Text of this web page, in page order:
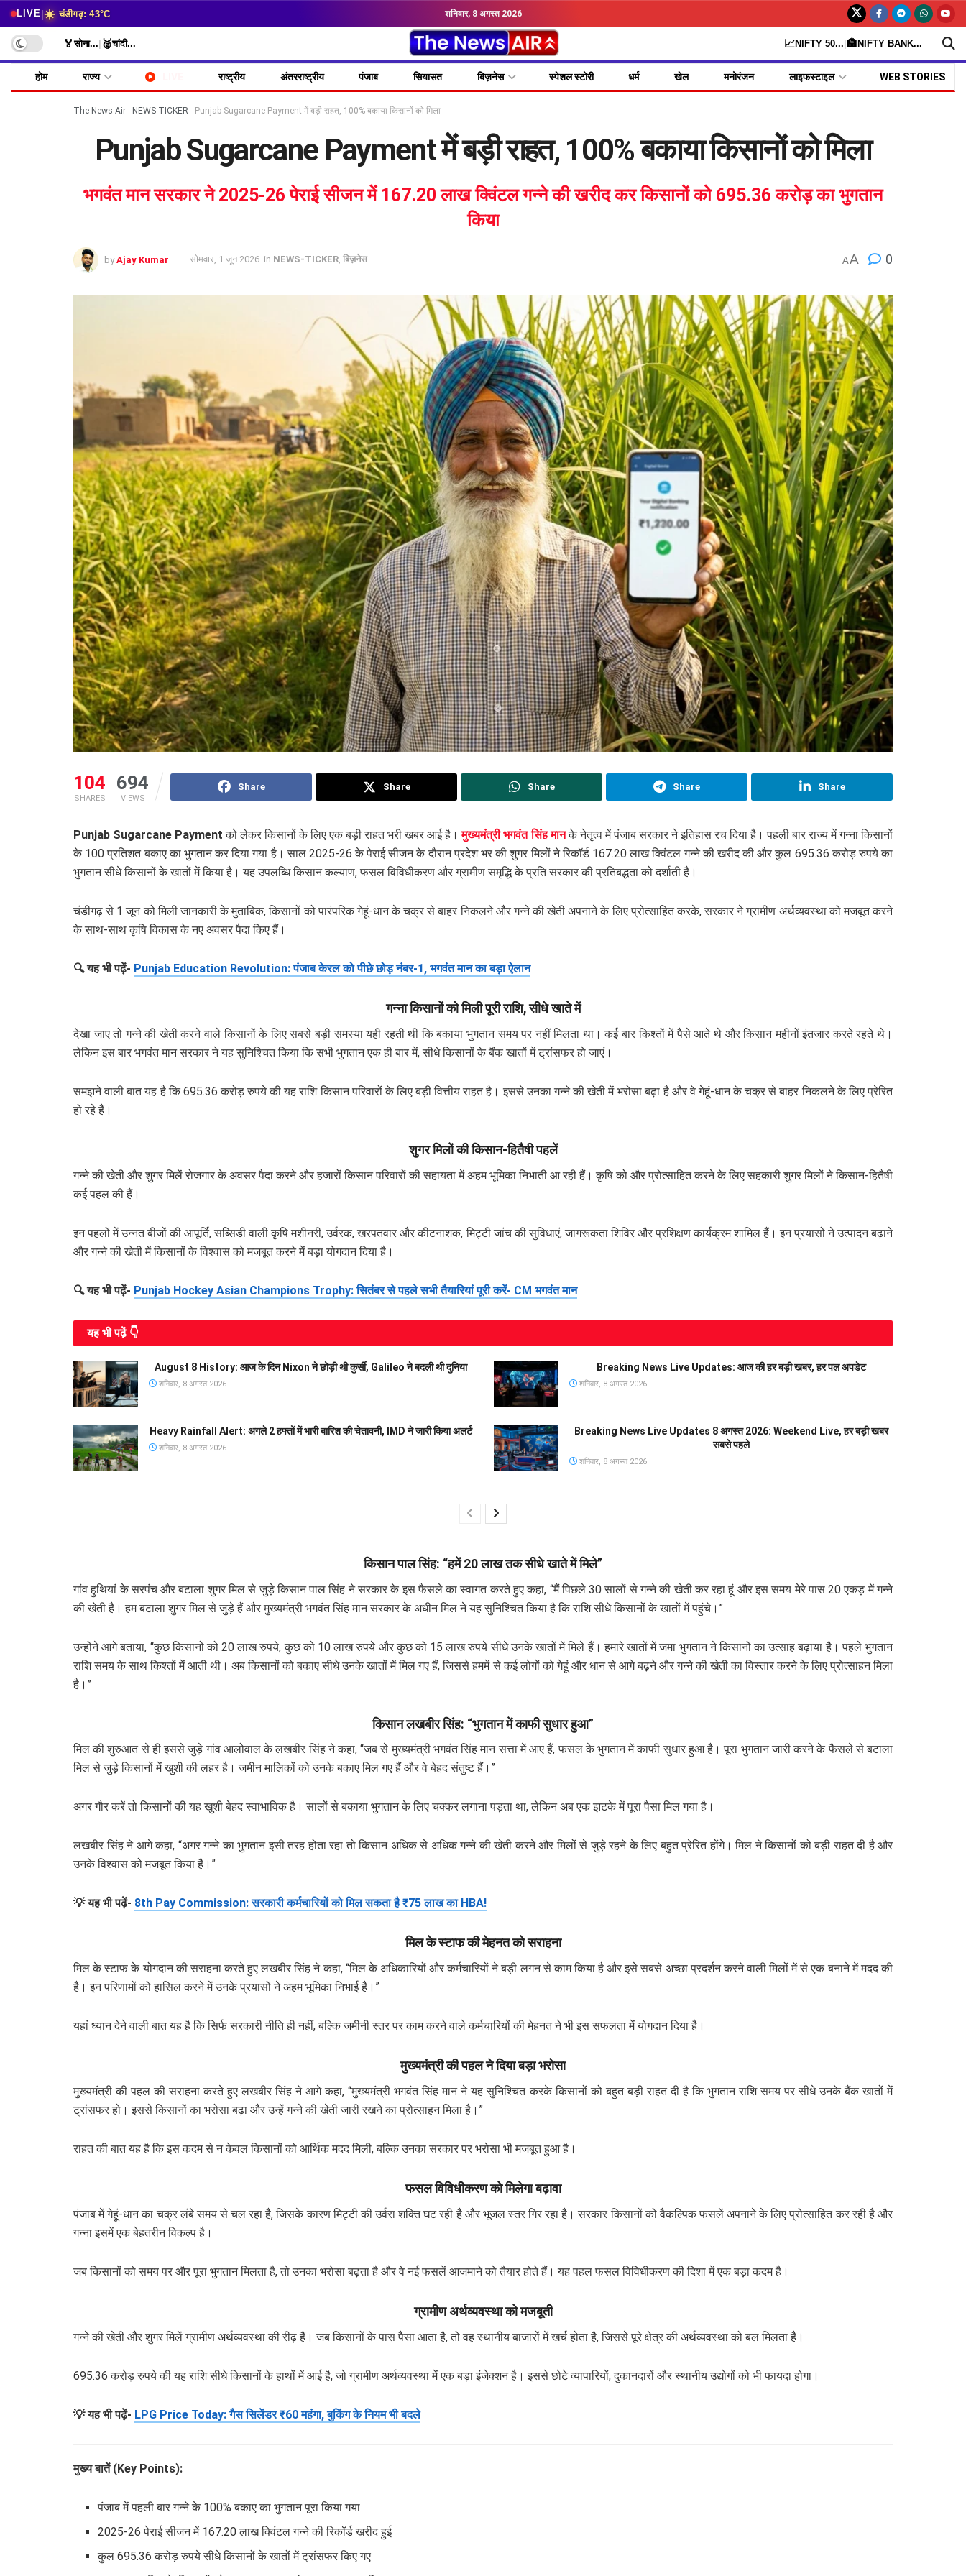
LIVE|☀️ चंडीगढ़: 43°C शनिवार, 8 अगस्त 2026
🏅सोना... 🥈चांदी... 📈NIFTY 50... 🏦NIFTY BANK...
होम राज्य राष्ट्रीय अंतरराष्ट्रीय पंजाब सियासत बिज़नेस स्पेशल स्टोरी धर्म खेल मनोरंजन लाइफस्टाइल WEB STORIES
The News Air - NEWS-TICKER - Punjab Sugarcane Payment में बड़ी राहत, 100% बकाया किसानों को मिला
Punjab Sugarcane Payment में बड़ी राहत, 100% बकाया किसानों को मिला
भगवंत मान सरकार ने 2025-26 पेराई सीजन में 167.20 लाख क्विंटल गन्ने की खरीद कर किसानों को 695.36 करोड़ का भुगतान
किया
by Ajay Kumar सोमवार, 1 जून 2026 in NEWS-TICKER, बिज़नेस AA 0
104
SHARES
694
VIEWS
Share Share Share Share Share
Punjab Sugarcane Payment को लेकर किसानों के लिए एक बड़ी राहत भरी खबर आई है।मुख्यमंत्री भगवंत सिंह मानके नेतृत्व में पंजाब सरकार ने इतिहास रच दिया है। पहली बार राज्य में गन्ना किसानों
के 100 प्रतिशत बकाए का भुगतान कर दिया गया है। साल 2025-26 के पेराई सीजन के दौरान प्रदेश भर की शुगर मिलों ने रिकॉर्ड 167.20 लाख क्विंटल गन्ने की खरीद की और कुल 695.36 करोड़ रुपये का
भुगतान सीधे किसानों के खातों में किया है। यह उपलब्धि किसान कल्याण, फसल विविधीकरण और ग्रामीण समृद्धि के प्रति सरकार की प्रतिबद्धता को दर्शाती है।
चंडीगढ़ से 1 जून को मिली जानकारी के मुताबिक, किसानों को पारंपरिक गेहूं-धान के चक्र से बाहर निकलने और गन्ने की खेती अपनाने के लिए प्रोत्साहित करके, सरकार ने ग्रामीण अर्थव्यवस्था को मजबूत करने
के साथ-साथ कृषि विकास के नए अवसर पैदा किए हैं।
🔍 यह भी पढ़ें- Punjab Education Revolution: पंजाब केरल को पीछे छोड़ नंबर-1, भगवंत मान का बड़ा ऐलान
गन्ना किसानों को मिली पूरी राशि, सीधे खाते में
देखा जाए तो गन्ने की खेती करने वाले किसानों के लिए सबसे बड़ी समस्या यही रहती थी कि बकाया भुगतान समय पर नहीं मिलता था। कई बार किश्तों में पैसे आते थे और किसान महीनों इंतजार करते रहते थे।
लेकिन इस बार भगवंत मान सरकार ने यह सुनिश्चित किया कि सभी भुगतान एक ही बार में, सीधे किसानों के बैंक खातों में ट्रांसफर हो जाएं।
समझने वाली बात यह है कि 695.36 करोड़ रुपये की यह राशि किसान परिवारों के लिए बड़ी वित्तीय राहत है। इससे उनका गन्ने की खेती में भरोसा बढ़ा है और वे गेहूं-धान के चक्र से बाहर निकलने के लिए प्रेरित
हो रहे हैं।
शुगर मिलों की किसान-हितैषी पहलें
गन्ने की खेती और शुगर मिलें रोजगार के अवसर पैदा करने और हजारों किसान परिवारों की सहायता में अहम भूमिका निभाती आ रही हैं। कृषि को और प्रोत्साहित करने के लिए सहकारी शुगर मिलों ने किसान-हितैषी
कई पहल की हैं।
इन पहलों में उन्नत बीजों की आपूर्ति, सब्सिडी वाली कृषि मशीनरी, उर्वरक, खरपतवार और कीटनाशक, मिट्टी जांच की सुविधाएं, जागरूकता शिविर और प्रशिक्षण कार्यक्रम शामिल हैं। इन प्रयासों ने उत्पादन बढ़ाने
और गन्ने की खेती में किसानों के विश्वास को मजबूत करने में बड़ा योगदान दिया है।
🔍 यह भी पढ़ें- Punjab Hockey Asian Champions Trophy: सितंबर से पहले सभी तैयारियां पूरी करें- CM भगवंत मान
यह भी पढे़ं 👇
August 8 History: आज के दिन Nixon ने छोड़ी थी कुर्सी, Galileo ने बदली थी दुनिया
शनिवार, 8 अगस्त 2026
Breaking News Live Updates: आज की हर बड़ी खबर, हर पल अपडेट
शनिवार, 8 अगस्त 2026
Heavy Rainfall Alert: अगले 2 हफ्तों में भारी बारिश की चेतावनी, IMD ने जारी किया अलर्ट
शनिवार, 8 अगस्त 2026
Breaking News Live Updates 8 अगस्त 2026: Weekend Live, हर बड़ी खबर
सबसे पहले
शनिवार, 8 अगस्त 2026
किसान पाल सिंह: “हमें 20 लाख तक सीधे खाते में मिले”
गांव हुथियां के सरपंच और बटाला शुगर मिल से जुड़े किसान पाल सिंह ने सरकार के इस फैसले का स्वागत करते हुए कहा, “मैं पिछले 30 सालों से गन्ने की खेती कर रहा हूं और इस समय मेरे पास 20 एकड़ में गन्ने
की खेती है। हम बटाला शुगर मिल से जुड़े हैं और मुख्यमंत्री भगवंत सिंह मान सरकार के अधीन मिल ने यह सुनिश्चित किया है कि राशि सीधे किसानों के खातों में पहुंचे।”
उन्होंने आगे बताया, “कुछ किसानों को 20 लाख रुपये, कुछ को 10 लाख रुपये और कुछ को 15 लाख रुपये सीधे उनके खातों में मिले हैं। हमारे खातों में जमा भुगतान ने किसानों का उत्साह बढ़ाया है। पहले भुगतान
राशि समय के साथ किश्तों में आती थी। अब किसानों को बकाए सीधे उनके खातों में मिल गए हैं, जिससे हममें से कई लोगों को गेहूं और धान से आगे बढ़ने और गन्ने की खेती का विस्तार करने के लिए प्रोत्साहन मिला
है।”
किसान लखबीर सिंह: “भुगतान में काफी सुधार हुआ”
मिल की शुरुआत से ही इससे जुड़े गांव आलोवाल के लखबीर सिंह ने कहा, “जब से मुख्यमंत्री भगवंत सिंह मान सत्ता में आए हैं, फसल के भुगतान में काफी सुधार हुआ है। पूरा भुगतान जारी करने के फैसले से बटाला
मिल से जुड़े किसानों में खुशी की लहर है। जमीन मालिकों को उनके बकाए मिल गए हैं और वे बेहद संतुष्ट हैं।”
अगर गौर करें तो किसानों की यह खुशी बेहद स्वाभाविक है। सालों से बकाया भुगतान के लिए चक्कर लगाना पड़ता था, लेकिन अब एक झटके में पूरा पैसा मिल गया है।
लखबीर सिंह ने आगे कहा, “अगर गन्ने का भुगतान इसी तरह होता रहा तो किसान अधिक से अधिक गन्ने की खेती करने और मिलों से जुड़े रहने के लिए बहुत प्रेरित होंगे। मिल ने किसानों को बड़ी राहत दी है और
उनके विश्वास को मजबूत किया है।”
💡 यह भी पढ़ें- 8th Pay Commission: सरकारी कर्मचारियों को मिल सकता है ₹75 लाख का HBA!
मिल के स्टाफ की मेहनत को सराहना
मिल के स्टाफ के योगदान की सराहना करते हुए लखबीर सिंह ने कहा, “मिल के अधिकारियों और कर्मचारियों ने बड़ी लगन से काम किया है और इसे सबसे अच्छा प्रदर्शन करने वाली मिलों में से एक बनाने में मदद की
है। इन परिणामों को हासिल करने में उनके प्रयासों ने अहम भूमिका निभाई है।”
यहां ध्यान देने वाली बात यह है कि सिर्फ सरकारी नीति ही नहीं, बल्कि जमीनी स्तर पर काम करने वाले कर्मचारियों की मेहनत ने भी इस सफलता में योगदान दिया है।
मुख्यमंत्री की पहल ने दिया बड़ा भरोसा
मुख्यमंत्री की पहल की सराहना करते हुए लखबीर सिंह ने आगे कहा, “मुख्यमंत्री भगवंत सिंह मान ने यह सुनिश्चित करके किसानों को बहुत बड़ी राहत दी है कि भुगतान राशि समय पर सीधे उनके बैंक खातों में
ट्रांसफर हो। इससे किसानों का भरोसा बढ़ा और उन्हें गन्ने की खेती जारी रखने का प्रोत्साहन मिला है।”
राहत की बात यह है कि इस कदम से न केवल किसानों को आर्थिक मदद मिली, बल्कि उनका सरकार पर भरोसा भी मजबूत हुआ है।
फसल विविधीकरण को मिलेगा बढ़ावा
पंजाब में गेहूं-धान का चक्र लंबे समय से चल रहा है, जिसके कारण मिट्टी की उर्वरा शक्ति घट रही है और भूजल स्तर गिर रहा है। सरकार किसानों को वैकल्पिक फसलें अपनाने के लिए प्रोत्साहित कर रही है और
गन्ना इसमें एक बेहतरीन विकल्प है।
जब किसानों को समय पर और पूरा भुगतान मिलता है, तो उनका भरोसा बढ़ता है और वे नई फसलें आजमाने को तैयार होते हैं। यह पहल फसल विविधीकरण की दिशा में एक बड़ा कदम है।
ग्रामीण अर्थव्यवस्था को मजबूती
गन्ने की खेती और शुगर मिलें ग्रामीण अर्थव्यवस्था की रीढ़ हैं। जब किसानों के पास पैसा आता है, तो वह स्थानीय बाजारों में खर्च होता है, जिससे पूरे क्षेत्र की अर्थव्यवस्था को बल मिलता है।
695.36 करोड़ रुपये की यह राशि सीधे किसानों के हाथों में आई है, जो ग्रामीण अर्थव्यवस्था में एक बड़ा इंजेक्शन है। इससे छोटे व्यापारियों, दुकानदारों और स्थानीय उद्योगों को भी फायदा होगा।
💡 यह भी पढ़ें- LPG Price Today: गैस सिलेंडर ₹60 महंगा, बुकिंग के नियम भी बदले
मुख्य बातें (Key Points):
पंजाब में पहली बार गन्ने के 100% बकाए का भुगतान पूरा किया गया
2025-26 पेराई सीजन में 167.20 लाख क्विंटल गन्ने की रिकॉर्ड खरीद हुई
कुल 695.36 करोड़ रुपये सीधे किसानों के खातों में ट्रांसफर किए गए